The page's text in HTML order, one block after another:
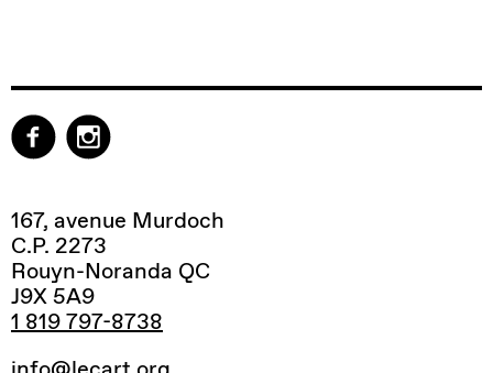
167, avenue Murdoch
C.P. 2273
Rouyn-Noranda QC
J9X 5A9
1 819 797-8738